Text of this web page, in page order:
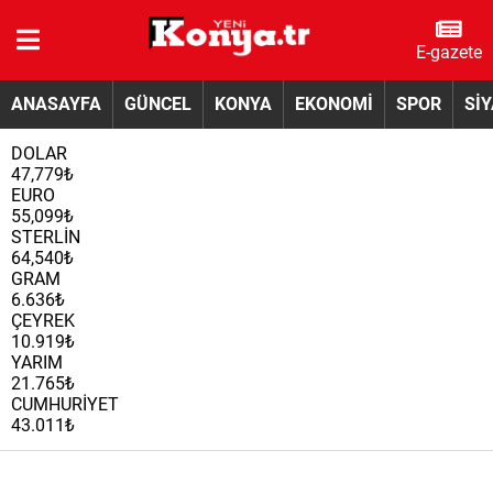
E-gazete
ANASAYFA GÜNCEL KONYA EKONOMİ SPOR
DOLAR
47,779₺
EURO
55,099₺
STERLİN
64,540₺
GRAM
6.636₺
ÇEYREK
10.919₺
YARIM
21.765₺
CUMHURİYET
43.011₺